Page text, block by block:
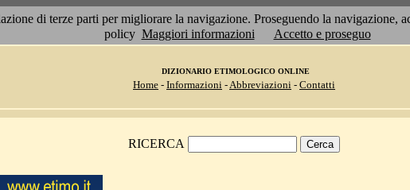
di terze parti per migliorare la navigazione. Proseguendo la
policy Maggiori informazioni Accetto e proseguo
DIZIONARIO ETIMOLOGICO ONLINE
Home - Informazioni -Abbreviazioni - Contatti
RICERCA